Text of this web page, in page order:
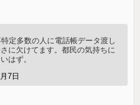
定多数の人に電話帳データ渡し
に欠けてます。都民の気持ちに
はず。
7日